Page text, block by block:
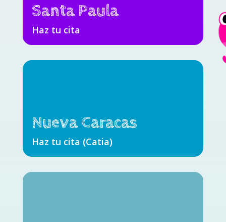
Santa Paula
Haz tu cita
Nueva Caracas
Haz tu cita (Catia)